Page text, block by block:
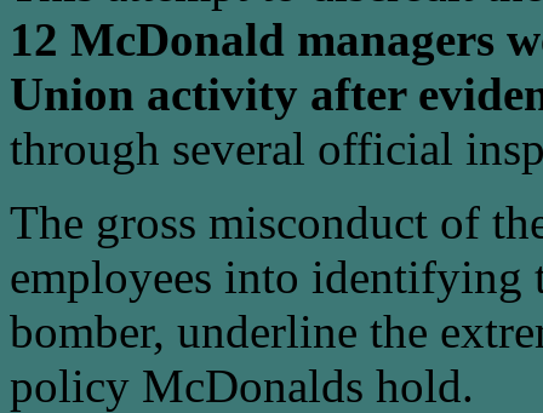
12 McDonald managers
Union activity after
through several official
The gross misconduct of
employees into identifying
bomber, underline the
policy McDonalds hold.